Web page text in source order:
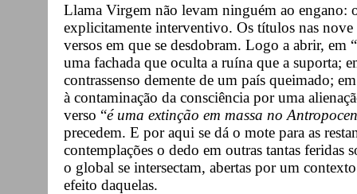
Llama Virgem não levam ninguém ao engano:
explicitamente interventivo. Os títulos nas
versos em que se desdobram. Logo a abrir, em
uma fachada que oculta a ruína que a suporta;
contrassenso demente de um país queimado;
à contaminação da consciência por uma
verso “é uma extinção em massa no
precedem. E por aqui se dá o mote para as
contemplações o dedo em outras tantas feridas
o global se intersectam, abertas por um
efeito daquelas.